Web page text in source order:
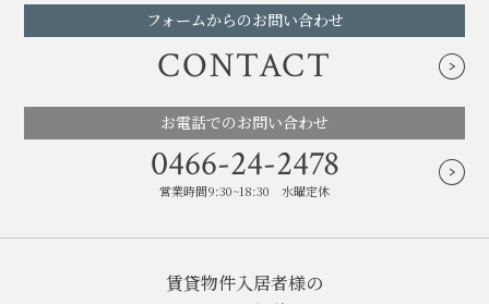
フォームからのお問い合わせ
CONTACT
お電話でのお問い合わせ
0466-24-2478
営業時間9:30~18:30 水曜定休
賃貸物件入居者様の